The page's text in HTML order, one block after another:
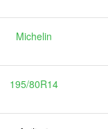
Michelin
195/80R14